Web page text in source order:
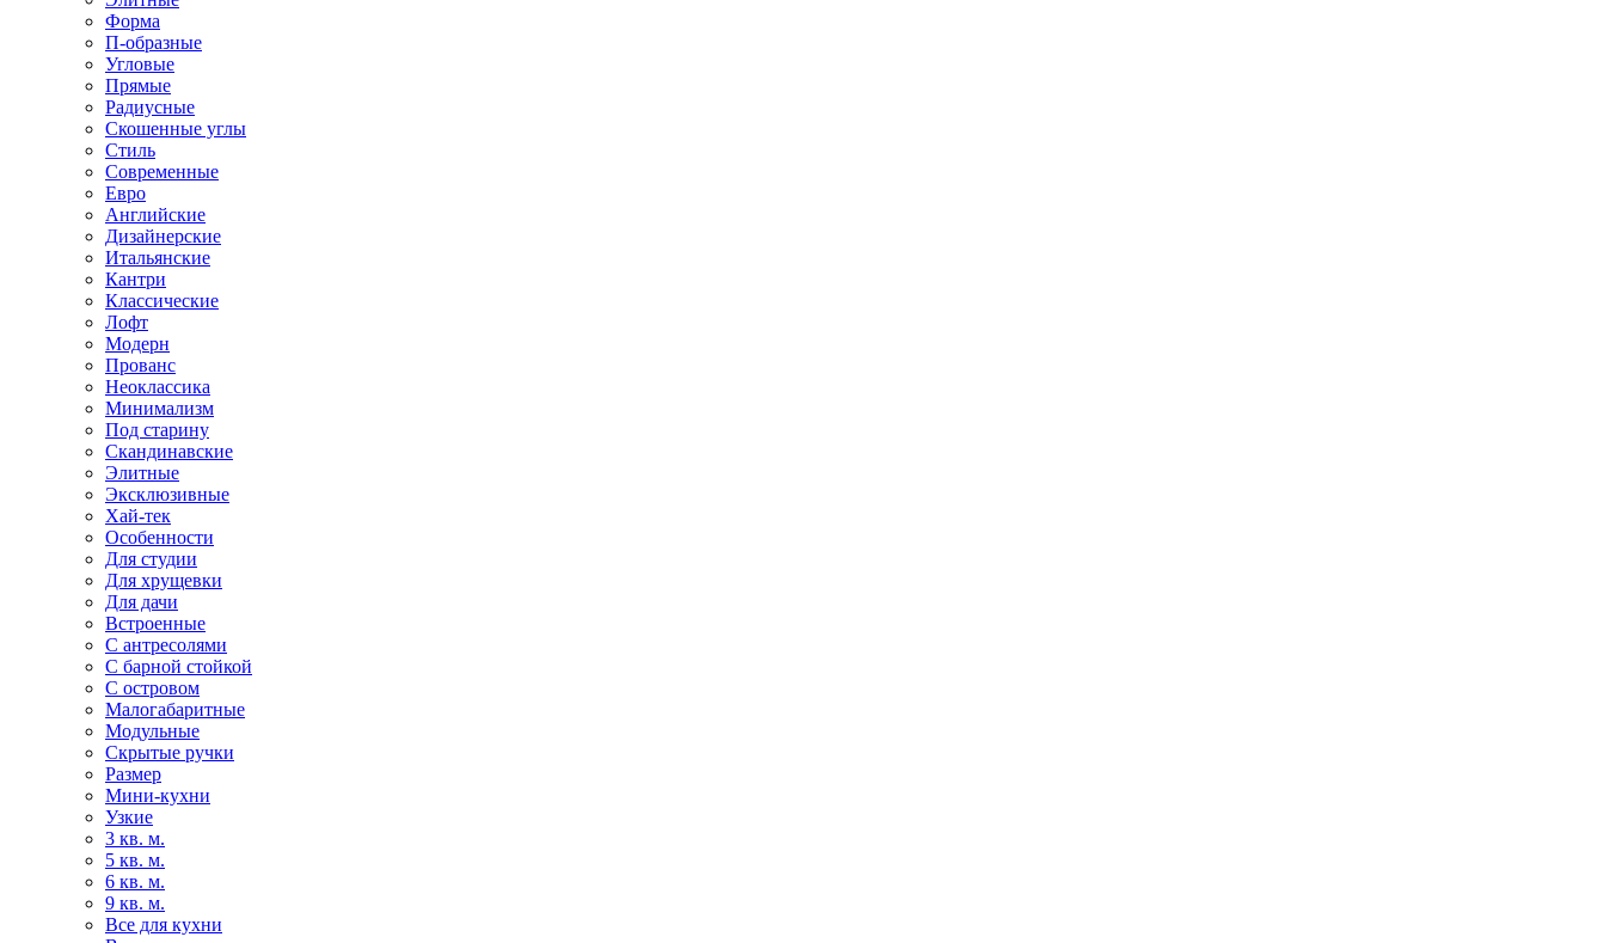
Форма
П-образные
Угловые
Прямые
Радиусные
Скошенные углы
Стиль
Современные
Евро
Английские
Дизайнерские
Итальянские
Кантри
Классические
Лофт
Модерн
Прованс
Неоклассика
Минимализм
Под старину
Скандинавские
Элитные
Эксклюзивные
Хай-тек
Особенности
Для студии
Для хрущевки
Для дачи
Встроенные
С антресолями
С барной стойкой
С островом
Малогабаритные
Модульные
Скрытые ручки
Размер
Мини-кухни
Узкие
3 кв. м.
5 кв. м.
6 кв. м.
9 кв. м.
Все для кухни